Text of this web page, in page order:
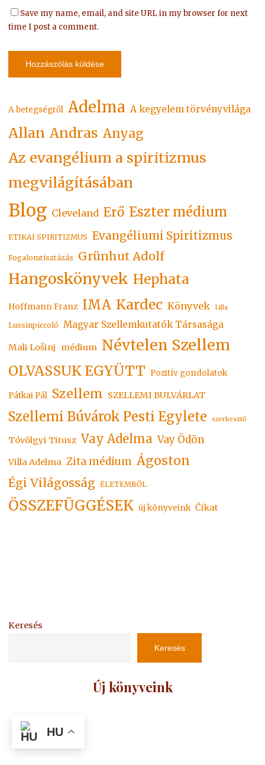
Save my name, email, and site URL in my browser for next
time I post a comment.
A betegségről Adelma A kegyelem törvényvilága
Allan Andras Anyag
Az evangélium a spiritizmus
megvilágításában
Blog Cleveland Erő Eszter médium
ETIKAI SPIRITIZMUS Evangéliumi Spiritizmus
Fogalomtisztázás Grünhut Adolf
Hangoskönyvek Hephata
Hoffmann Franz IMA Kardec Könyvek Lilla
Lussinpiccoló Magyar Szellemkutatók Társasága
Mali Lošinj médium Névtelen Szellem
OLVASSUK EGYÜTT Pozitív gondolatok
Pátkai Pál Szellem SZELLEMI BULVÁRLAT
Szellemi Búvárok Pesti Egylete szerkesztő
Tóvölgyi Titusz Vay Adelma Vay Ödön
Villa Adelma Zita médium Ágoston
Égi Világosság ÉLETEMBŐL
ÖSSZEFÜGGÉSEK új könyveink Čikat
Keresés
Keresés
Új könyveink
HU